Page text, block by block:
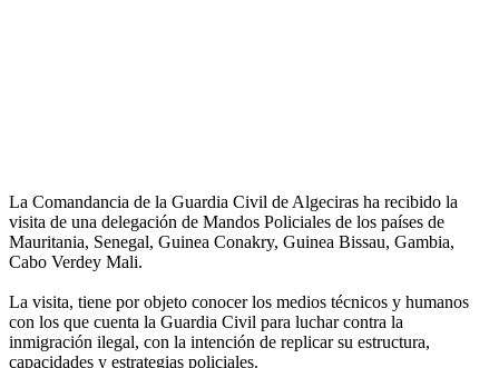
La Comandancia de la Guardia Civil de Algeciras ha recibido la
visita de una delegación de Mandos Policiales de los países de
Mauritania, Senegal, Guinea Conakry, Guinea Bissau, Gambia,
Cabo Verdey Mali.
La visita, tiene por objeto conocer los medios técnicos y humanos
con los que cuenta la Guardia Civil para luchar contra la
inmigración ilegal, con la intención de replicar su estructura,
capacidades y estrategias policiales.